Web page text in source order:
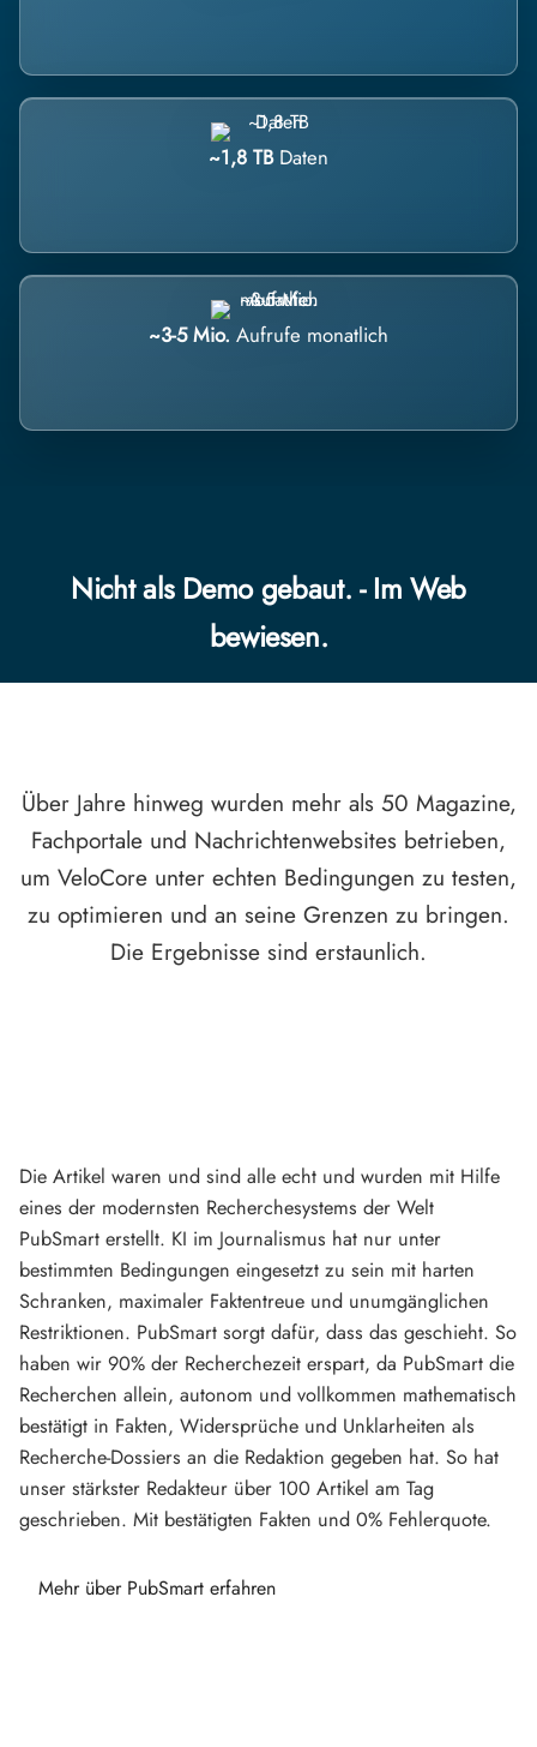
~1,8 TB Daten
~3-5 Mio. Aufrufe monatlich
Nicht als Demo gebaut. - Im Web
bewiesen.
Über Jahre hinweg wurden mehr als 50 Magazine,
Fachportale und Nachrichtenwebsites betrieben,
um VeloCore unter echten Bedingungen zu testen,
zu optimieren und an seine Grenzen zu bringen.
Die Ergebnisse sind erstaunlich.
Die Artikel waren und sind alle echt und wurden mit Hilfe
eines der modernsten Recherchesystems der Welt
PubSmart erstellt. KI im Journalismus hat nur unter
bestimmten Bedingungen eingesetzt zu sein mit harten
Schranken, maximaler Faktentreue und unumgänglichen
Restriktionen. PubSmart sorgt dafür, dass das geschieht. So
haben wir 90% der Recherchezeit erspart, da PubSmart die
Recherchen allein, autonom und vollkommen mathematisch
bestätigt in Fakten, Widersprüche und Unklarheiten als
Recherche-Dossiers an die Redaktion gegeben hat. So hat
unser stärkster Redakteur über 100 Artikel am Tag
geschrieben. Mit bestätigten Fakten und 0% Fehlerquote.
Mehr über PubSmart erfahren